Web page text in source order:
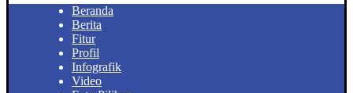
Beranda
Berita
Fitur
Profil
Infografik
Video